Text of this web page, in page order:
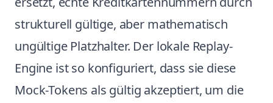
strukturell gültige, aber mathematisch
ungültige Platzhalter. Der lokale Replay-
Engine ist so konfiguriert, dass sie diese
Mock-Tokens als gültig akzeptiert, um die